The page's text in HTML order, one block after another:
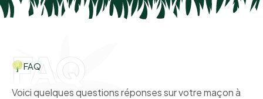
FAQ
FAQ
Voici quelques questions réponses sur votre maçon à